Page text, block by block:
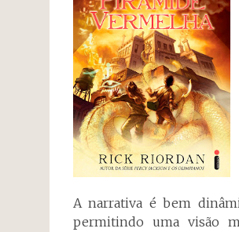
A narrativa é bem
permitindo uma visão